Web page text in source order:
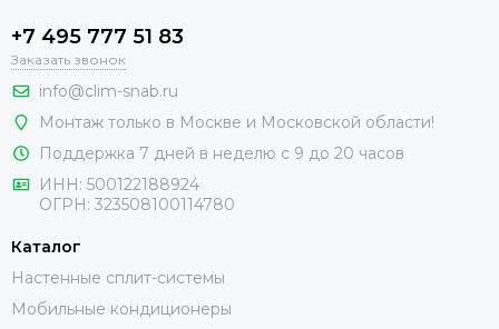
+7 495 777 51 83
Заказать звонок
info@clim-snab.ru
Монтаж только в Москве и Московской области!
Поддержка 7 дней в неделю с 9 до 20 часов
ИНН: 500122188924
ОГРН: 323508100114780
Каталог
Настенные сплит-системы
Мобильные кондиционеры